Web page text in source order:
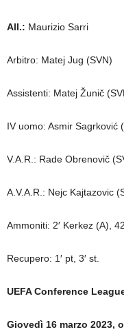
All.: Maurizio Sarri
Arbitro: Matej Jug (SVN)
Assistenti: Matej Žunič
IV uomo: Asmir Sagrković
V.A.R.: Rade Obrenovič
A.V.A.R.: Nejc Kajtazovic
Ammoniti: 2′ Kerkez (A),
Recupero: 1′ pt, 3′ st.
UEFA Conference
Giovedì 16 marzo 2023,